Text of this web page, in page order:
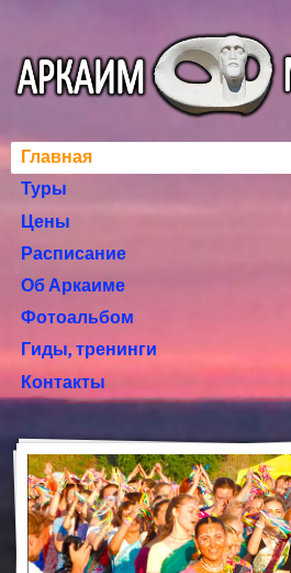
Главная
Туры
Цены
Расписание
Об Аркаиме
Фотоальбом
Гиды, тренинги
Контакты